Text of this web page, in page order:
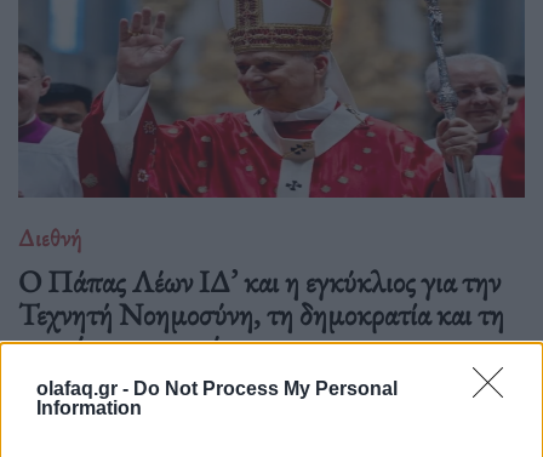
olafaq.gr - Do Not Process My Personal
Information
Διεθνή
Ο Πάπας Λέων ΙΔ’ και η εγκύκλιος για την
Τεχνητή Νοημοσύνη, τη δημοκρατία και τη
συγκέντρωση ισχύος
02.06.26